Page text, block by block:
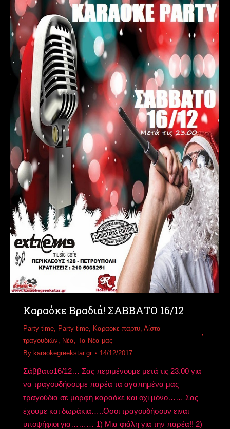
Καραόκε Βραδιά! ΣΑΒΒΑΤΟ 16/12
Party time, Party time, Καραοκε παρτυ, Λίστα
τραγουδιών, Νέα, Τα Νέα μας
By karaokegreekstar.gr 14/12/2017
Σάββατο16/12… Σας περιμένουμε μετά τις 23.00 για
να τραγουδήσουμε παρέα τα αγαπημένα μας
τραγούδια σε μορφή καραόκε και οχι μόνο…… Σας
έχουμε και δωράκια…..Οσοι τραγουδήσουν ειναι
υποψήφιοι για……… 1) Μια φιάλη για την παρέα!! 2)